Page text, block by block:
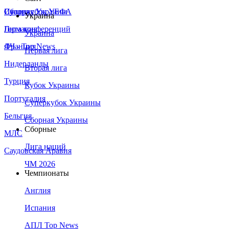
Сборная Украины
Италия
Германия
Франция
Нидерланды
Турция
Португалия
Бельгия
МЛС
Саудовская Аравия
Суперкубок УЕФА
Лига конференций
ЛЧ - Top News
Украина
Украина
Первая лига
Вторая лига
Кубок Украины
Суперкубок Украины
Сборная Украины
Сборные
Лига наций
ЧМ 2026
Чемпионаты
Англия
Испания
АПЛ Top News